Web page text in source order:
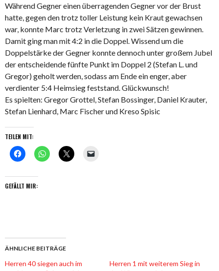
Während Gegner einen überragenden Gegner vor der Brust
hatte, gegen den trotz toller Leistung kein Kraut gewachsen
war, konnte Marc trotz Verletzung in zwei Sätzen gewinnen.
Damit ging man mit 4:2 in die Doppel. Wissend um die
Doppelstärke der Gegner konnte dennoch unter großem Jubel
der entscheidende fünfte Punkt im Doppel 2 (Stefan L. und
Gregor) geholt werden, sodass am Ende ein enger, aber
verdienter 5:4 Heimsieg feststand. Glückwunsch!
Es spielten: Gregor Grottel, Stefan Bossinger, Daniel Krauter,
Stefan Lienhard, Marc Fischer und Kreso Spisic
TEILEN MIT:
GEFÄLLT MIR:
ÄHNLICHE BEITRÄGE
Herren 40 siegen auch im
Herren 1 mit weiterem Sieg in